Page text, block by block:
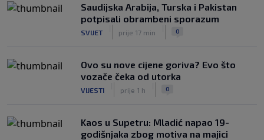
otvaranju Ramljakova turnira
SK
|
prije 4 h
Trener Žalgirisa ne odustaje: ‘Vidi se
iznenaditi na Poljudu’
SK
|
prije 4 h
Saudijska Arabija, Turska i Pakistan
potpisali obrambeni sporazum
SVIJET prije 17 min 0
Ovo su nove cijene goriva? Evo što
vozače čeka od utorka
VIJESTI prije 1 h 0
Kaos u Supetru: Mladić napao 19-
godišnjaka zbog motiva na majici